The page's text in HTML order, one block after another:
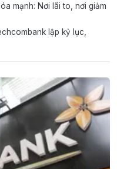
mạnh: Nơi lãi to, nơi giảm
lập kỷ lục,